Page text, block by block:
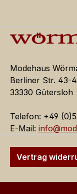
Modehaus
Berliner Str. 43-
33330 Gütersloh
Telefon: +49
E-Mail:
Vertrag